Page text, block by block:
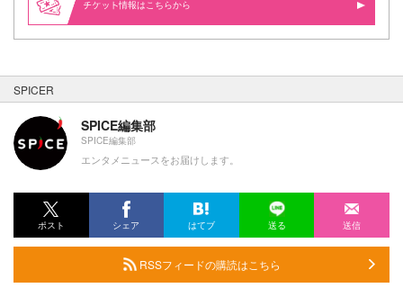
情報はこちらから
SPICER
SPICE編集部
SPICE編集部
エンタメニュースをお届けします。
ポスト シェア はてブ 送る 送信
RSSフィードの購読はこちら